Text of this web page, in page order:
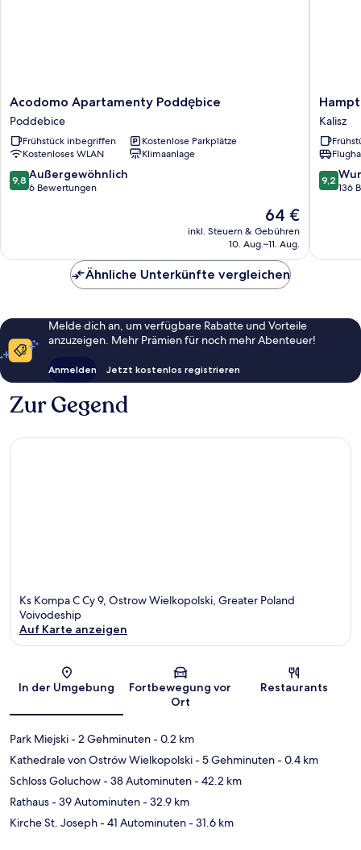
Acodomo
Apartamenty
Poddębice
Poddebice
Acodomo Apartamenty Poddębice
Poddebice
Frühstück inbegriffen
Kostenlose Parkplätze
Kostenloses WLAN
Klimaanlage
9.8
von
9,8 Außergewöhnlich
6 Bewertungen
Der
Preis
beträgt
64 €
inkl. Steuern & Gebühren
10. Aug.–11. Aug.
by
Hilton
Kalisz
Kalisz
Kalisz
9.2
von
9,2
136
Ähnliche Unterkünfte vergleichen
Melde dich an, um verfügbare Rabatte und Vorteile
anzuzeigen. Mehr Prämien für noch mehr Abenteuer!
Anmelden Jetzt kostenlos registrieren
Zur Gegend
Ks Kompa C Cy 9, Ostrow Wielkopolski, Greater Poland
Voivodeship
Auf Karte anzeigen
In der Umgebung
Fortbewegung vor
Ort
Restaurants
Park Miejski- 2 Gehminuten- 0.2 km
Kathedrale von Ostrów Wielkopolski- 5 Gehminuten- 0.4 km
Schloss Goluchow- 38 Autominuten- 42.2 km
Rathaus- 39 Autominuten- 32.9 km
Kirche St. Joseph- 41 Autominuten- 31.6 km